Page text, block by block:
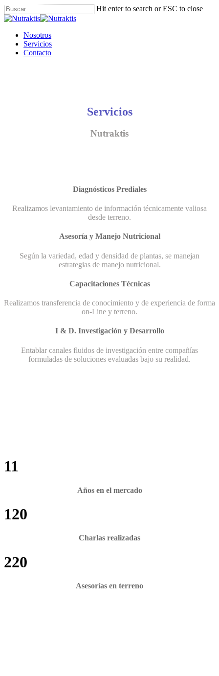
Skip
to
content
Hit enter to search or ESC to close
Close
Menu
Nosotros
Servicios
Contacto
Servicios
Nutraktis
Diagnósticos Prediales
Realizamos levantamiento de información técnicamente valiosa
desde terreno.
Asesoría y Manejo Nutricional
Según la variedad, edad y densidad de plantas, se manejan
estrategias de manejo nutricional.
Capacitaciones Técnicas
Realizamos transferencia de conocimiento y de experiencia de forma
on-Line y terreno.
I & D. Investigación y Desarrollo
Entablar canales fluidos de investigación entre compañías
formuladas de soluciones evaluadas bajo su realidad.
11
Años en el mercado
120
Charlas realizadas
220
Asesorías en terreno